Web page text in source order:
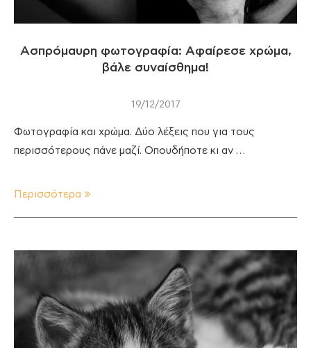
Ασπρόμαυρη φωτογραφία: Αφαίρεσε χρώμα,
βάλε συναίσθημα!
19/12/2017
Φωτογραφία και χρώμα. Δύο λέξεις που για τους
περισσότερους πάνε μαζί. Οπουδήποτε κι αν …
Περισσότερα